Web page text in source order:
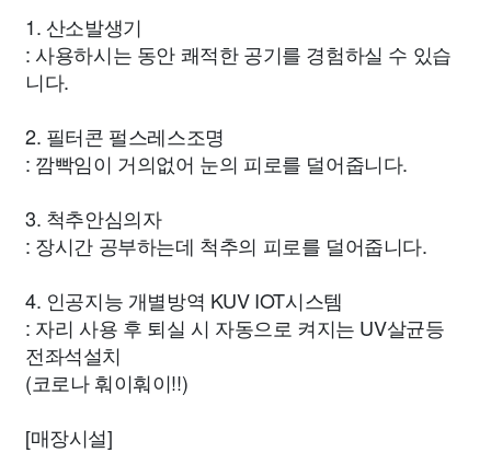
1. 산소발생기
: 사용하시는 동안 쾌적한 공기를 경험하실 수 있습
니다.
2. 필터콘 펄스레스조명
: 깜빡임이 거의없어 눈의 피로를 덜어줍니다.
3. 척추안심의자
: 장시간 공부하는데 척추의 피로를 덜어줍니다.
4. 인공지능 개별방역 KUV IOT시스템
: 자리 사용 후 퇴실 시 자동으로 켜지는 UV살균등
전좌석설치
(코로나 훠이훠이!!)
[매장시설]